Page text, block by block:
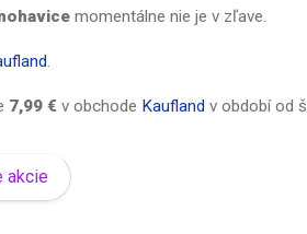
momentálne nie je v zľave.
.
7,99 € v obchode Kaufland v období od
akcie